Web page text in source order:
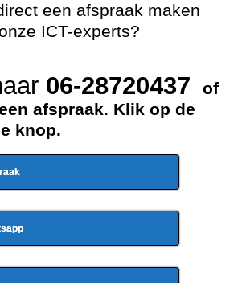
een afspraak maken
ICT-experts?
06-28720437
of
afspraak. Klik op de
knop.